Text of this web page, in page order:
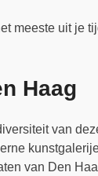
meeste uit je
Haag
van
van Den